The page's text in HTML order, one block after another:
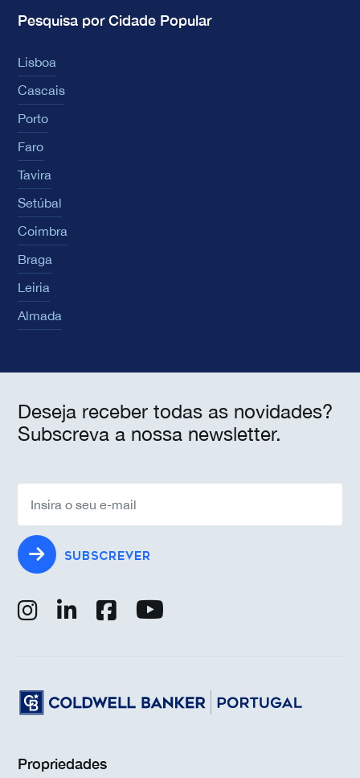
Pesquisa por Cidade Popular
Lisboa
Cascais
Porto
Faro
Tavira
Setúbal
Coimbra
Braga
Leiria
Almada
Deseja receber todas as novidades?
Subscreva a nossa newsletter.
SUBSCREVER
Propriedades